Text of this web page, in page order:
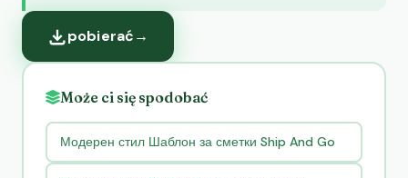
pobierać→
Może ci się spodobać
Модерен стил Шаблон за сметки Ship And Go